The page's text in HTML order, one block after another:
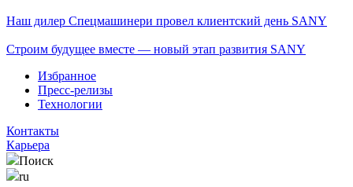
Наш дилер Спецмашинери провел клиентский день SANY
Строим будущее вместе — новый этап развития SANY
Избранное
Пресс-релизы
Технологии
Контакты
Карьера
Поиск
ru